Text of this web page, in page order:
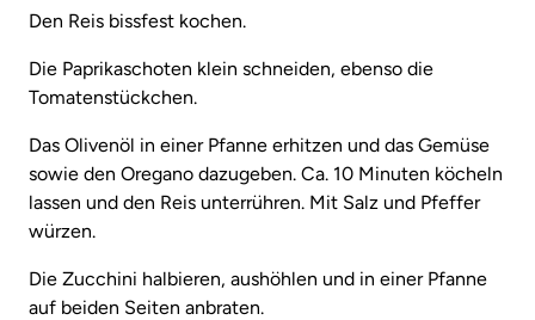
Den Reis bissfest kochen.
Die Paprikaschoten klein schneiden, ebenso die
Tomatenstückchen.
Das Olivenöl in einer Pfanne erhitzen und das Gemüse
sowie den Oregano dazugeben. Ca. 10 Minuten köcheln
lassen und den Reis unterrühren. Mit Salz und Pfeffer
würzen.
Die Zucchini halbieren, aushöhlen und in einer Pfanne
auf beiden Seiten anbraten.